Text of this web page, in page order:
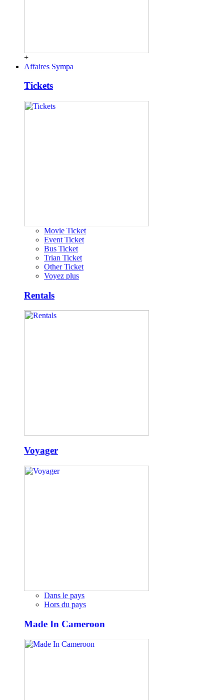
+
Affaires Sympa
Tickets
Movie Ticket
Event Ticket
Bus Ticket
Trian Ticket
Other Ticket
Voyez plus
Rentals
Voyager
Dans le pays
Hors du pays
Made In Cameroon